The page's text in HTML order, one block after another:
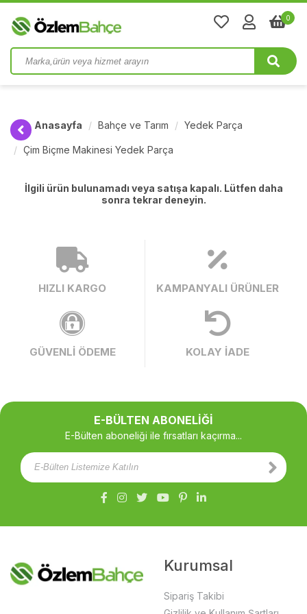
0
Anasayfa Bahçe ve Tarım Yedek Parça
Çim Biçme Makinesi Yedek Parça
İlgili ürün bulunamadı veya satışa kapalı. Lütfen daha
sonra tekrar deneyin.
HIZLI KARGO KAMPANYALI ÜRÜNLER
GÜVENLİ ÖDEME KOLAY İADE
E-BÜLTEN ABONELİĞİ
E-Bülten aboneliği ile fırsatları kaçırma...
Kurumsal
Sipariş Takibi